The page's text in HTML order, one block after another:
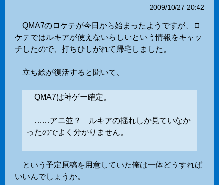
2009/10/27 20:42
QMA7のロケテが今日から始まったようですが、ロ
ケテではルキアが使えないらしいという情報をキャッ
チしたので、打ちひしがれて帰宅しました。
立ち絵が復活すると聞いて、
QMA7は神ゲー確定。
……アニ並？ ルキアの揺れしか見ていなか
ったのでよく分かりません。
という予定原稿を用意していた俺は一体どうすれば
いいんでしょうか。